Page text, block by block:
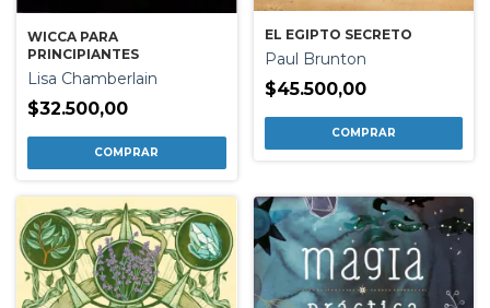
WICCA PARA
PRINCIPIANTES
Lisa Chamberlain
$32.500,00
EL EGIPTO SECRETO
Paul Brunton
$45.500,00